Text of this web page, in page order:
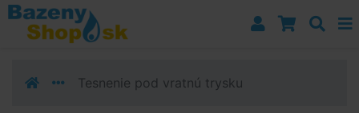
Prejsť k navigácii
Prejsť na obsah
Prejsť k bočnému stĺpci
Tesnenie pod vratnú trysku